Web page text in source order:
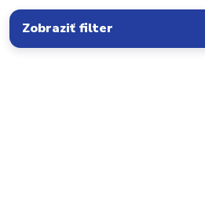
Zobraziť filter